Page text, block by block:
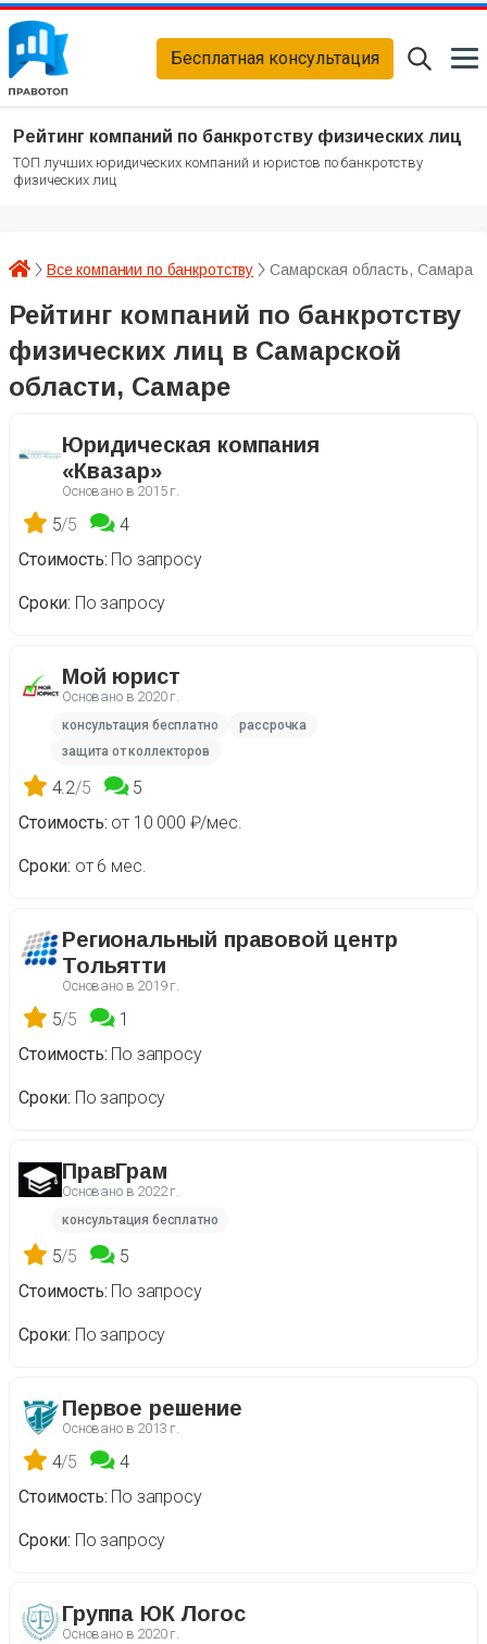
Бесплатная консультация
Рейтинг компаний по банкротству физических лиц
ТОП лучших юридических компаний и юристов по банкротству
физических лиц
Все компании по банкротству Самарская область, Самара
Рейтинг компаний по банкротству
физических лиц в Самарской
области, Самаре
Юридическая компания
«Квазар»
Основано в 2015 г.
5/5
4
Стоимость По запросу
Сроки По запросу
Мой юрист
Основано в 2020 г.
консультация бесплатно
рассрочка
защита от коллекторов
4.2/5
5
Стоимость от 10 000 ₽/мес.
Сроки от 6 мес.
Региональный правовой центр
Тольятти
Основано в 2019 г.
5/5
1
Стоимость По запросу
Сроки По запросу
ПравГрам
Основано в 2022 г.
консультация бесплатно
5/5
5
Стоимость По запросу
Сроки По запросу
Первое решение
Основано в 2013 г.
4/5
4
Стоимость По запросу
Сроки По запросу
Группа ЮК Логос
Основано в 2020 г.